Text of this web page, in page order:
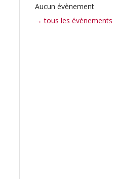
Aucun évènement
→ tous les évènements